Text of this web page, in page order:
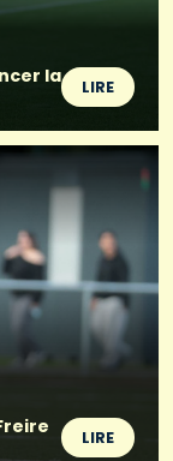
la
LIRE
LIRE